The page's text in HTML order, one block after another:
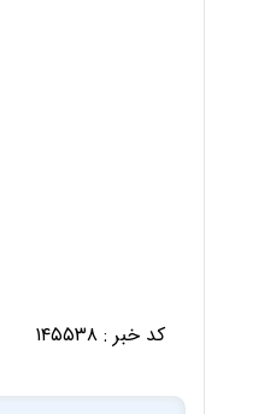
کد خبر : ۱۴۵۵۳۸